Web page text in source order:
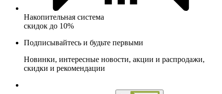
Накопительная система
скидок до 10%
Подписывайтесь и будьте первыми
Новинки, интересные новости, акции и распродажи,
скидки и рекомендации